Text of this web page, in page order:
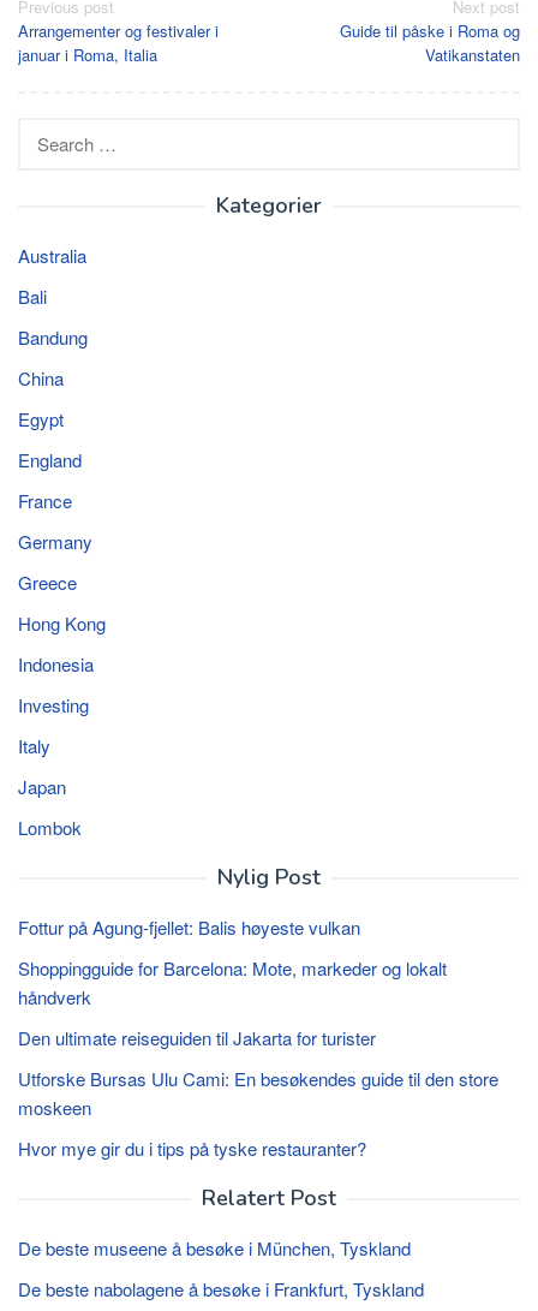
Post
navigation
Previous post
Arrangementer og festivaler i
januar i Roma, Italia
Next post
Guide til påske i Roma og
Vatikanstaten
for:
Kategorier
Australia
Bali
Bandung
China
Egypt
England
France
Germany
Greece
Hong Kong
Indonesia
Investing
Italy
Japan
Lombok
Nylig Post
Fottur på Agung-fjellet: Balis høyeste vulkan
Shoppingguide for Barcelona: Mote, markeder og lokalt
håndverk
Den ultimate reiseguiden til Jakarta for turister
Utforske Bursas Ulu Cami: En besøkendes guide til den store
moskeen
Hvor mye gir du i tips på tyske restauranter?
Relatert Post
De beste museene å besøke i München, Tyskland
De beste nabolagene å besøke i Frankfurt, Tyskland